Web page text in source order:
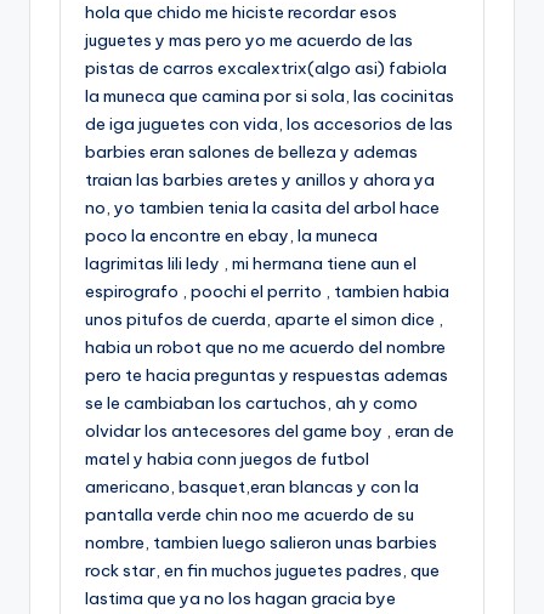
hola que chido me hiciste recordar esos
juguetes y mas pero yo me acuerdo de las
pistas de carros excalextrix(algo asi) fabiola
la muneca que camina por si sola, las cocinitas
de iga juguetes con vida, los accesorios de las
barbies eran salones de belleza y ademas
traian las barbies aretes y anillos y ahora ya
no, yo tambien tenia la casita del arbol hace
poco la encontre en ebay, la muneca
lagrimitas lili ledy , mi hermana tiene aun el
espirografo , poochi el perrito , tambien habia
unos pitufos de cuerda, aparte el simon dice ,
habia un robot que no me acuerdo del nombre
pero te hacia preguntas y respuestas ademas
se le cambiaban los cartuchos, ah y como
olvidar los antecesores del game boy , eran de
matel y habia conn juegos de futbol
americano, basquet,eran blancas y con la
pantalla verde chin noo me acuerdo de su
nombre, tambien luego salieron unas barbies
rock star, en fin muchos juguetes padres, que
lastima que ya no los hagan gracia bye